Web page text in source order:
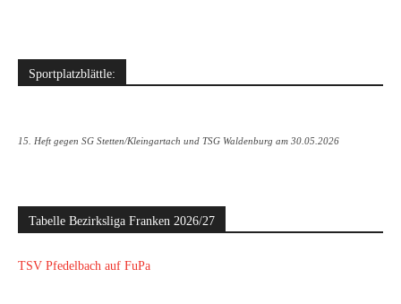
Sportplatzblättle:
15. Heft gegen SG Stetten/Kleingartach und TSG Waldenburg am 30.05.2026
Tabelle Bezirksliga Franken 2026/27
TSV Pfedelbach auf FuPa